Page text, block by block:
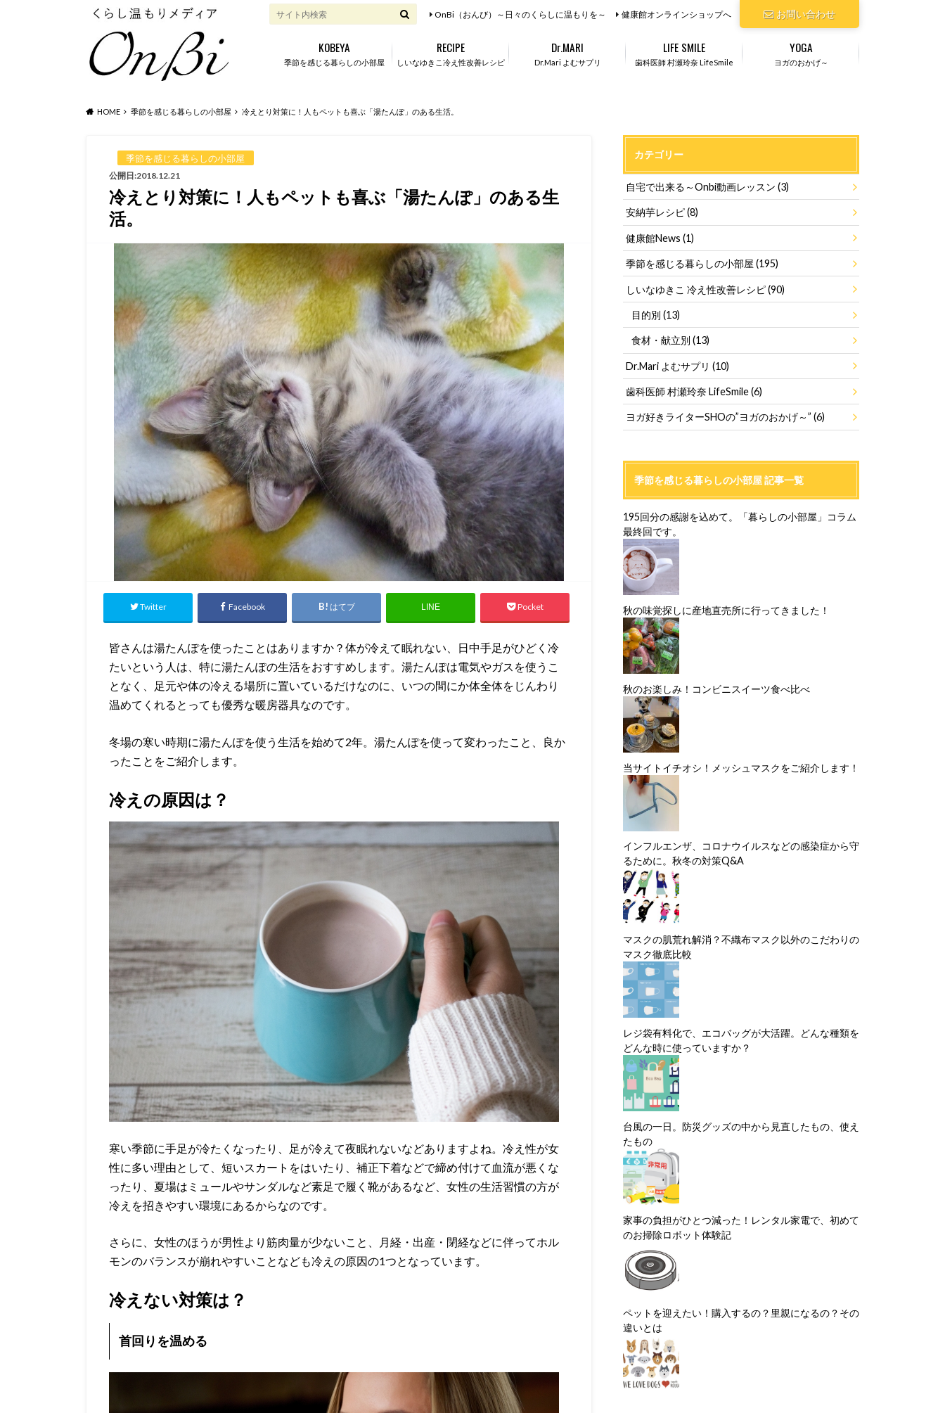
お問い合わせ
OnBi（おんび）～日々のくらしに温もりを～ 健康館オンラインショップへ
季節を感じる暮らしの小部屋
KOBEYA
しいなゆきこ冷え性改善レシピ
RECIPE
Dr.Mari よむサプリ
Dr.MARI
歯科医師 村瀬玲奈 LifeSmile
LIFE SMILE
ヨガのおかげ～
YOGA
HOME 季節を感じる暮らしの小部屋 冷えとり対策に！人もペットも喜ぶ「湯たんぽ」のある生活。
季節を感じる暮らしの小部屋
公開日:2018.12.21
冷えとり対策に！人もペットも喜ぶ「湯たんぽ」のある生
活。
Twitter Facebook はてブ LINE Pocket
皆さんは湯たんぽを使ったことはありますか？体が冷えて眠れない、日中手足がひどく冷
たいという人は、特に湯たんぽの生活をおすすめします。湯たんぽは電気やガスを使うこ
となく、足元や体の冷える場所に置いているだけなのに、いつの間にか体全体をじんわり
温めてくれるとっても優秀な暖房器具なのです。
冬場の寒い時期に湯たんぽを使う生活を始めて2年。湯たんぽを使って変わったこと、良か
ったことをご紹介します。
冷えの原因は？
寒い季節に手足が冷たくなったり、足が冷えて夜眠れないなどありますよね。冷え性が女
性に多い理由として、短いスカートをはいたり、補正下着などで締め付けて血流が悪くな
ったり、夏場はミュールやサンダルなど素足で履く靴があるなど、女性の生活習慣の方が
冷えを招きやすい環境にあるからなのです。
さらに、女性のほうが男性より筋肉量が少ないこと、月経・出産・閉経などに伴ってホル
モンのバランスが崩れやすいことなども冷えの原因の1つとなっています。
冷えない対策は？
首回りを温める
カテゴリー
自宅で出来る～Onbi動画レッスン(3)
安納芋レシピ(8)
健康館News(1)
季節を感じる暮らしの小部屋(195)
しいなゆきこ 冷え性改善レシピ(90)
目的別 (13)
食材・献立別 (13)
Dr.Mari よむサプリ(10)
歯科医師 村瀬玲奈 LifeSmile(6)
ヨガ好きライターSHOの”ヨガのおかげ～”(6)
季節を感じる暮らしの小部屋 記事一覧
195回分の感謝を込めて。「暮らしの小部屋」コラム
最終回です。
秋の味覚探しに産地直売所に行ってきました！
秋のお楽しみ！コンビニスイーツ食べ比べ
当サイトイチオシ！メッシュマスクをご紹介します！
インフルエンザ、コロナウイルスなどの感染症から守
るために。秋冬の対策Q&A
マスクの肌荒れ解消？不織布マスク以外のこだわりの
マスク徹底比較
レジ袋有料化で、エコバッグが大活躍。どんな種類を
どんな時に使っていますか？
台風の一日。防災グッズの中から見直したもの、使え
たもの
家事の負担がひとつ減った！レンタル家電で、初めて
のお掃除ロボット体験記
ペットを迎えたい！購入するの？里親になるの？その
違いとは